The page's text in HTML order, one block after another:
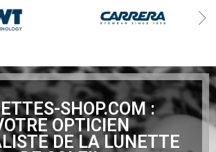
SHOP.COM :
OPTICIEN
DE LA LUNETTE